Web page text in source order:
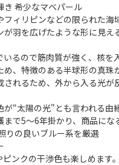
き 希少なマベパール
フィリピンなどの限られた
羽を広げたような形に見
るので筋肉質が強く、核
、特徴のある半球形の真珠
れるため、外から入る光
“太陽の光"とも言われる由
で5～6年掛かり、商品にな
りの良いブルー系を厳選
ンクの干渉色も楽しめます。